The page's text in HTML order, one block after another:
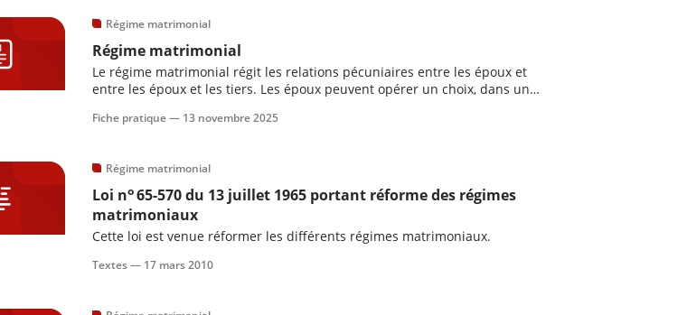
Régime matrimonial
Régime matrimonial
Le régime matrimonial régit les relations pécuniaires entre les époux et
entre les époux et les tiers. Les époux peuvent opérer un choix, dans un
communauté universelle.
Fiche pratique — 13 novembre 2025
Régime matrimonial
Loi no65-570 du 13 juillet 1965 portant réforme des régimes
matrimoniaux
Cette loi est venue réformer les différents régimes matrimoniaux.
Textes — 17 mars 2010